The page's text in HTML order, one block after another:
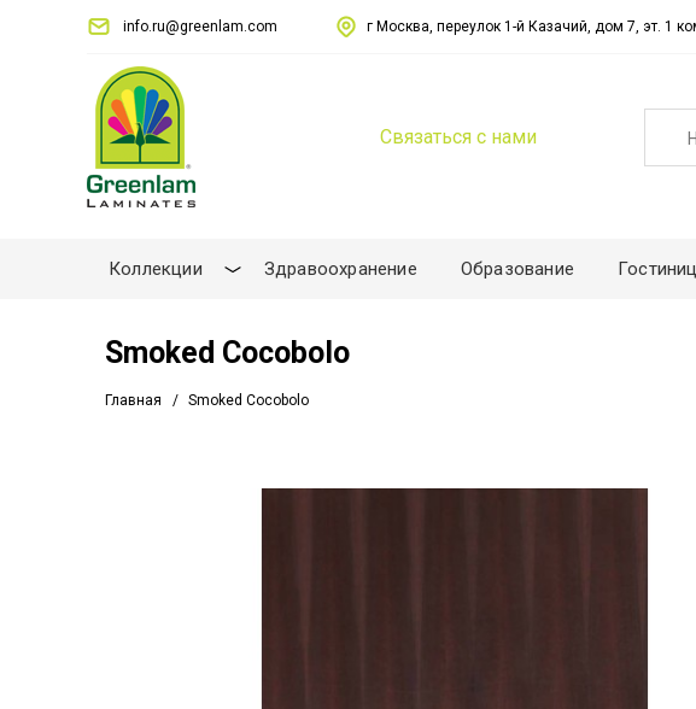
info.ru@greenlam.com г Москва, переулок 1-й Казачий, дом 7, эт. 1
Связаться с нами
Коллекции Здравоохранение Образование
Smoked Cocobolo
Главная Smoked Cocobolo